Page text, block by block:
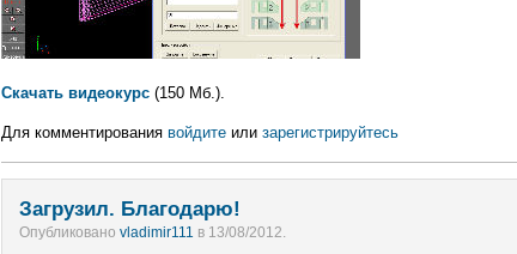
Скачать видеокурс (150 Мб.).
Для комментированиявойдите илизарегистрируйтесь
Загрузил. Благодарю!
Опубликовано vladimir111 в 13/08/2012.